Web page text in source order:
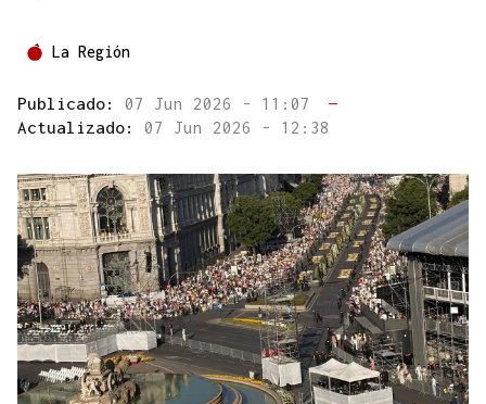
La Región
Publicado: 07 Jun 2026 - 11:07
—
Actualizado: 07 Jun 2026 - 12:38